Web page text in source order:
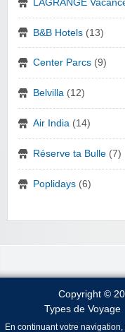
LAGRANGE
B&B Hotels (13)
Center Parcs (9)
Belvilla (12)
Air India (14)
Réserve ta Bulle (7)
Poplidays (6)
Copyright ©
Types de Voyage
En continuant votre